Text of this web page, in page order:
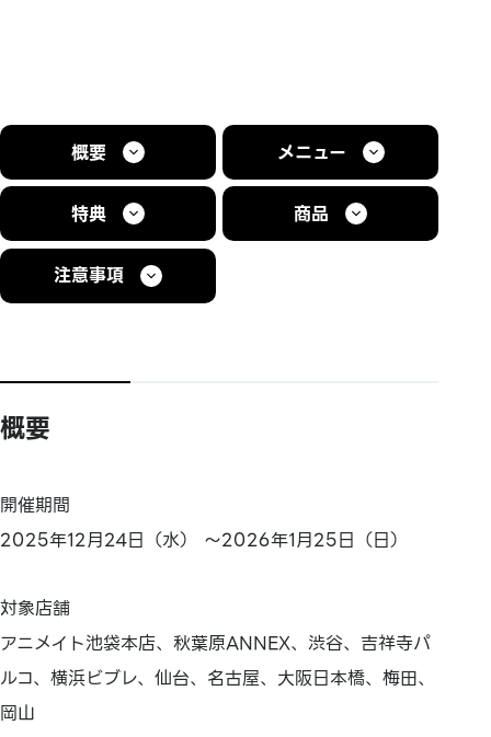
概要 メニュー
特典 商品
注意事項
概要
開催期間
2025年12月24日（水） ～2026年1月25日（日）
対象店舗
アニメイト池袋本店、秋葉原ANNEX、渋谷、吉祥寺パ
ルコ、横浜ビブレ、仙台、名古屋、大阪日本橋、梅田、
岡山